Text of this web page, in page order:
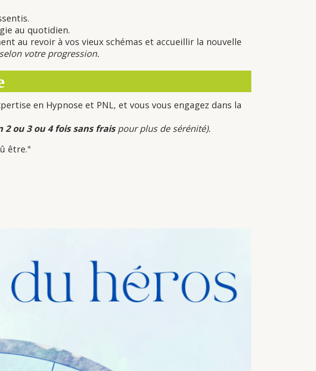
au quotidien.
au revoir à vos vieux schémas et accueillir la nouvelle
votre progression.
en Hypnose et PNL, et vous vous engagez dans la
2 ou 3 ou 4 fois sans fraispour plus de sérénité).
être."